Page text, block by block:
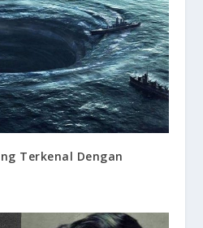
Terkenal Dengan